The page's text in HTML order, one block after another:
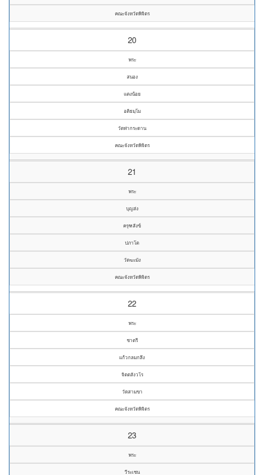
คณะจังหวัดพิจิตร
20
พระ
สนอง
แตงน้อย
อติธมฺโม
วัดท่ากระดาน
คณะจังหวัดพิจิตร
21
พระ
บุญส่ง
ครุฑสังข์
ปภาโต
วัดฆะมัง
คณะจังหวัดพิจิตร
22
พระ
ชาตรี
แก้วกลมกลึง
จิตตสังวโร
วัดสามขา
คณะจังหวัดพิจิตร
23
พระ
วีระเชน